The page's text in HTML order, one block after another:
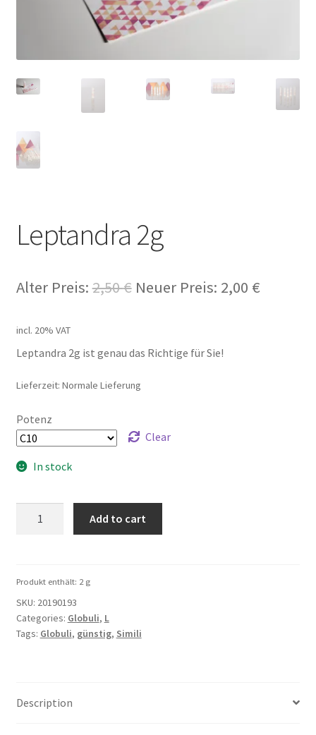
Leptandra 2g
Alter Preis: 2,50€ Neuer Preis: 2,00 €
incl. 20% VAT
Leptandra 2g ist genau das Richtige für Sie!
Lieferzeit: Normale Lieferung
Potenz
Clear
In stock
Add to cart
Produkt enthält: 2 g
SKU: 20190193
Categories: Globuli, L
Tags: Globuli, günstig, Simili
Description